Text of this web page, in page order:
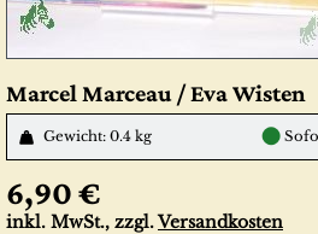
Marcel Marceau / Eva Wisten
Gewicht: 0.4 kg ●
6,90 €
inkl. MwSt., zzgl.Versandkosten